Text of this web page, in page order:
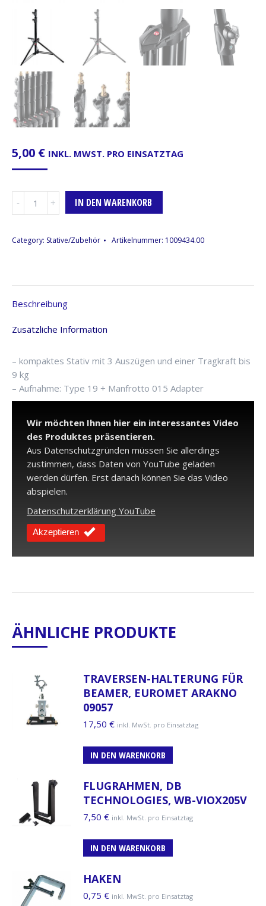
5,00 € INKL. MWST. PRO EINSATZTAG
Manfrotto
IN DEN WARENKORB
Category: Stative/Zubehör Artikelnummer: 1009434.00
Beschreibung
Zusätzliche Information
– kompaktes Stativ mit 3 Auszügen und einer Tragkraft bis
9 kg
– Aufnahme: Type 19 + Manfrotto 015 Adapter
Wir möchten Ihnen hier ein interessantes Video
des Produktes präsentieren.
Aus Datenschutzgründen müssen Sie allerdings
zustimmen, dass Daten von YouTube geladen
werden dürfen. Erst danach können Sie das Video
abspielen.
Datenschutzerklärung YouTube
Akzeptieren
ÄHNLICHE PRODUKTE
TRAVERSEN-HALTERUNG FÜR
BEAMER, EUROMET ARAKNO
09057
17,50 € inkl. MwSt. pro Einsatztag
IN DEN WARENKORB
FLUGRAHMEN, DB
TECHNOLOGIES, WB-VIOX205V
7,50 € inkl. MwSt. pro Einsatztag
IN DEN WARENKORB
HAKEN
0,75 € inkl. MwSt. pro Einsatztag